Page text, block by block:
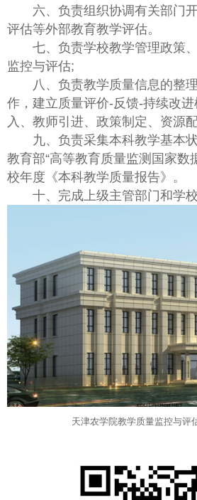
六、负责组织协调有关部门开
评估等外部教育教学评估。
七、负责学校教学管理政策、
监控与评估;
八、负责教学质量信息的整理
作，建立质量评价-反馈-持续改
入、教师引进、政策制定、资源
九、负责采集本科教学基本状
教育部“高等教育质量监测国家数
校年度《本科教学质量报告》。
十、完成上级主管部门和学校
天津农学院教学质量监控与评